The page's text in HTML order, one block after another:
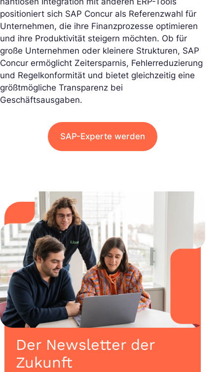
positioniert sich SAP Concur als Referenzwahl für
Unternehmen, die ihre Finanzprozesse optimieren
und ihre Produktivität steigern möchten. Ob für
große Unternehmen oder kleinere Strukturen, SAP
Concur ermöglicht Zeitersparnis, Fehlerreduzierung
und Regelkonformität und bietet gleichzeitig eine
größtmögliche Transparenz bei
Geschäftsausgaben.
SAP-Experte werden
Der Newsletter der
Zukunft